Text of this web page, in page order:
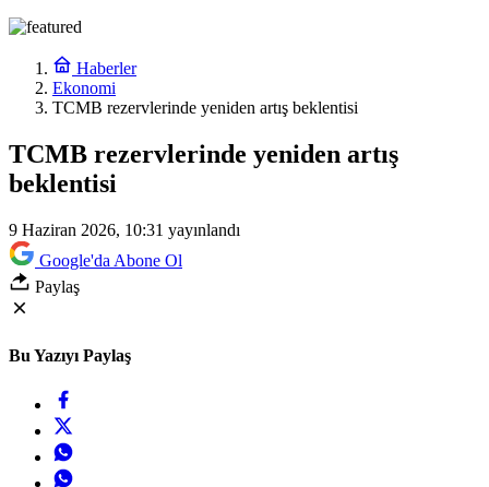
Haberler
Ekonomi
TCMB rezervlerinde yeniden artış beklentisi
TCMB rezervlerinde yeniden artış
beklentisi
9 Haziran 2026, 10:31 yayınlandı
Google'da Abone Ol
Paylaş
Bu Yazıyı Paylaş